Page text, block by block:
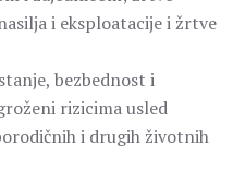
i eksploatacije i žrtve
bezbednost i
rizicima usled
i drugih životnih